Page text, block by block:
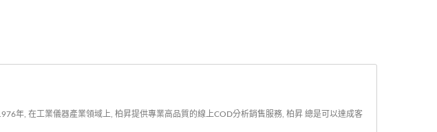
年, 在工業儀器產業領域上, 柏昇提供專業高品質的線上COD分析銷售服務, 柏昇 總是可以達成客